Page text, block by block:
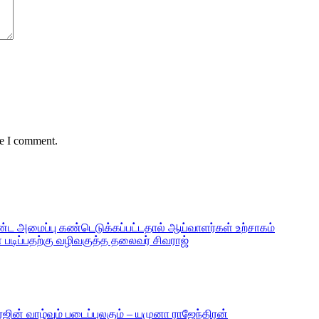
I comment.
அமைப்பு கண்டெடுக்கப்பட்டதால் ஆய்வாளர்கள் உற்சாகம்
வழிவகுத்த தலைவர் சிவராஜ்
வாழ்வும் படைப்புலகும் – யமுனா ராஜேந்திரன்